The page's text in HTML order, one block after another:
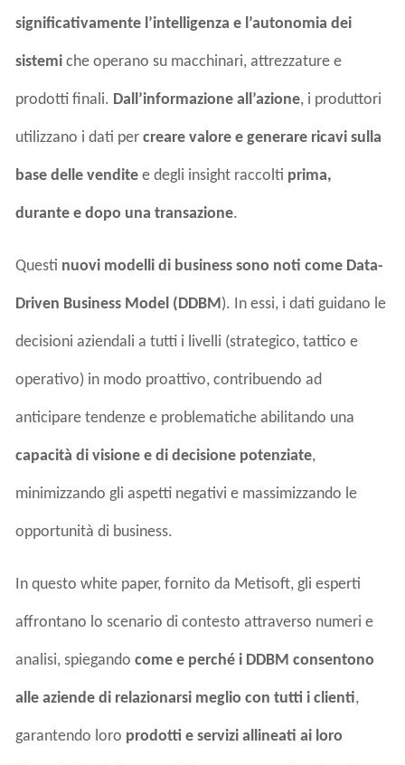
significativamente l’intelligenza e l’autonomia dei
sistemi che operano su macchinari, attrezzature e
prodotti finali. Dall’informazione all’azione, i produttori
utilizzano i dati percreare valore e generare ricavi sulla
base delle vendite e degli insight raccolti prima,
durante e dopo una transazione.
Questi nuovi modelli di business sono noti come Data-
Driven Business Model (DDBM). In essi, i dati guidano le
decisioni aziendali a tutti i livelli (strategico, tattico e
operativo) in modo proattivo, contribuendo ad
anticipare tendenze e problematiche abilitando una
capacità di visione e di decisione potenziate,
minimizzando gli aspetti negativi e massimizzando le
opportunità di business.
In questo white paper, fornito da Metisoft, gli esperti
affrontano lo scenario di contesto attraverso numeri e
analisi, spiegandocome e perché i DDBM consentono
alle aziende di relazionarsi meglio con tutti i clienti,
garantendo loro prodotti e servizi allineati ai loro